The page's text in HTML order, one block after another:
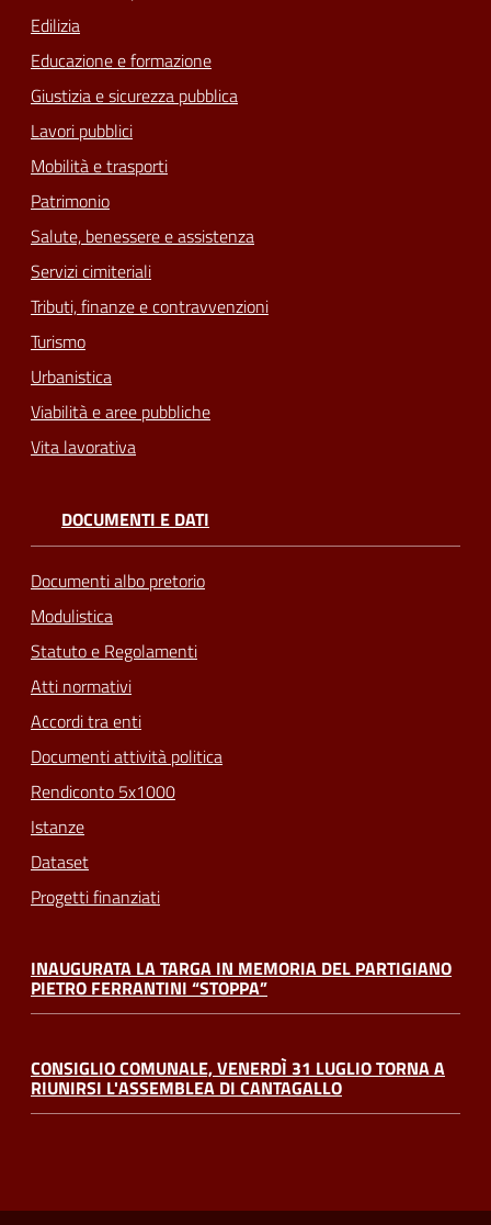
Edilizia
Educazione e formazione
Giustizia e sicurezza pubblica
Lavori pubblici
Mobilità e trasporti
Patrimonio
Salute, benessere e assistenza
Servizi cimiteriali
Tributi, finanze e contravvenzioni
Turismo
Urbanistica
Viabilità e aree pubbliche
Vita lavorativa
DOCUMENTI E DATI
Documenti albo pretorio
Modulistica
Statuto e Regolamenti
Atti normativi
Accordi tra enti
Documenti attività politica
Rendiconto 5x1000
Istanze
Dataset
Progetti finanziati
INAUGURATA LA TARGA IN MEMORIA DEL PARTIGIANO
PIETRO FERRANTINI “STOPPA”
CONSIGLIO COMUNALE, VENERDÌ 31 LUGLIO TORNA A
RIUNIRSI L'ASSEMBLEA DI CANTAGALLO